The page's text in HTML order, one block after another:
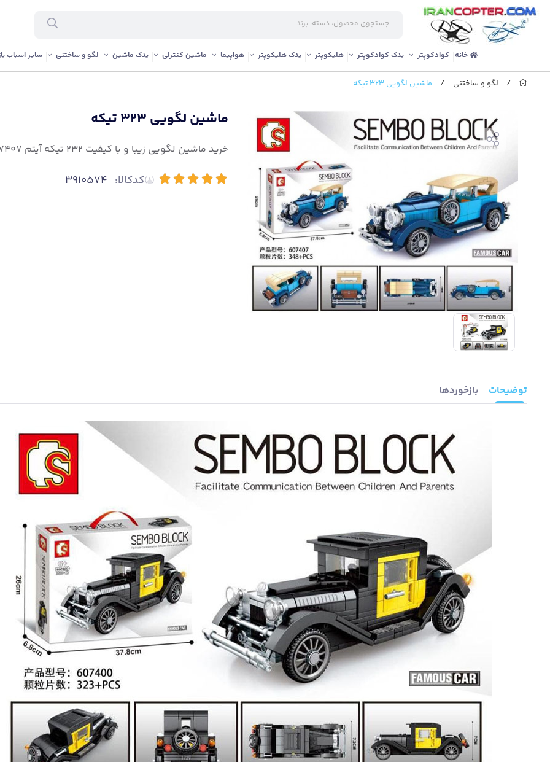
خانه کوادکوپتر یدک کوادکوپتر هلیکوپتر یدک هلیکوپتر هواپیما ماشین کنترلی یدک ماشین لگو و ساختنی سایر اسباب
/ لگو و ساختنی / ماشین لگویی 323 تیکه
ماشین لگویی 323 تیکه
خرید ماشین لگویی زیبا و با کیفیت 232 تیکه آیتم 607407
(1) کدکالا: 3910574
توضیحات بازخوردها